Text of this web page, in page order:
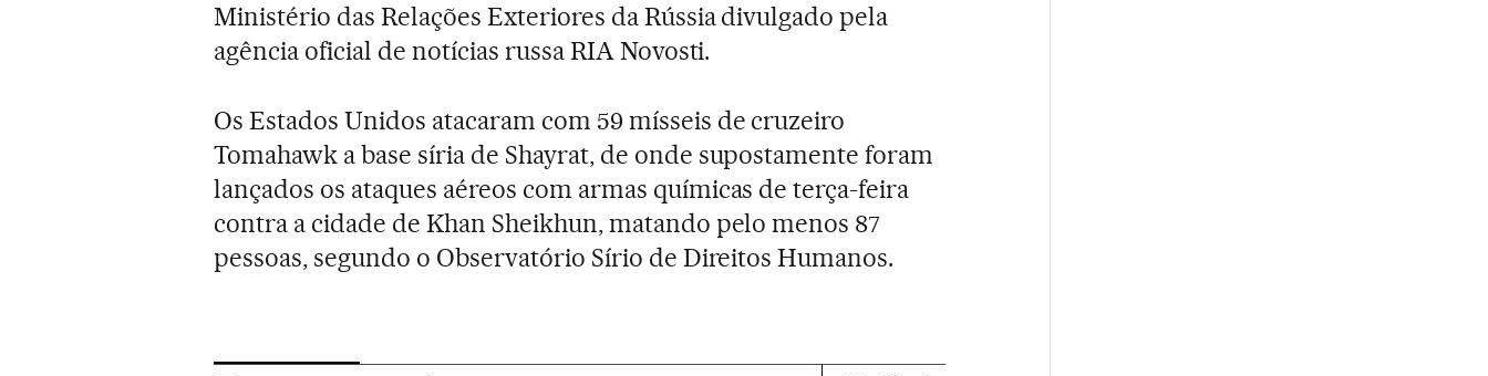
Ministério das Relações Exteriores da Rússia divulgado pela
agência oficial de notícias russa RIA Novosti.
Os Estados Unidos atacaram com 59 mísseis de cruzeiro
Tomahawk a base síria de Shayrat, de onde supostamente foram
lançados os ataques aéreos com armas químicas de terça-feira
contra a cidade de Khan Sheikhun, matando pelo menos 87
pessoas, segundo o Observatório Sírio de Direitos Humanos.